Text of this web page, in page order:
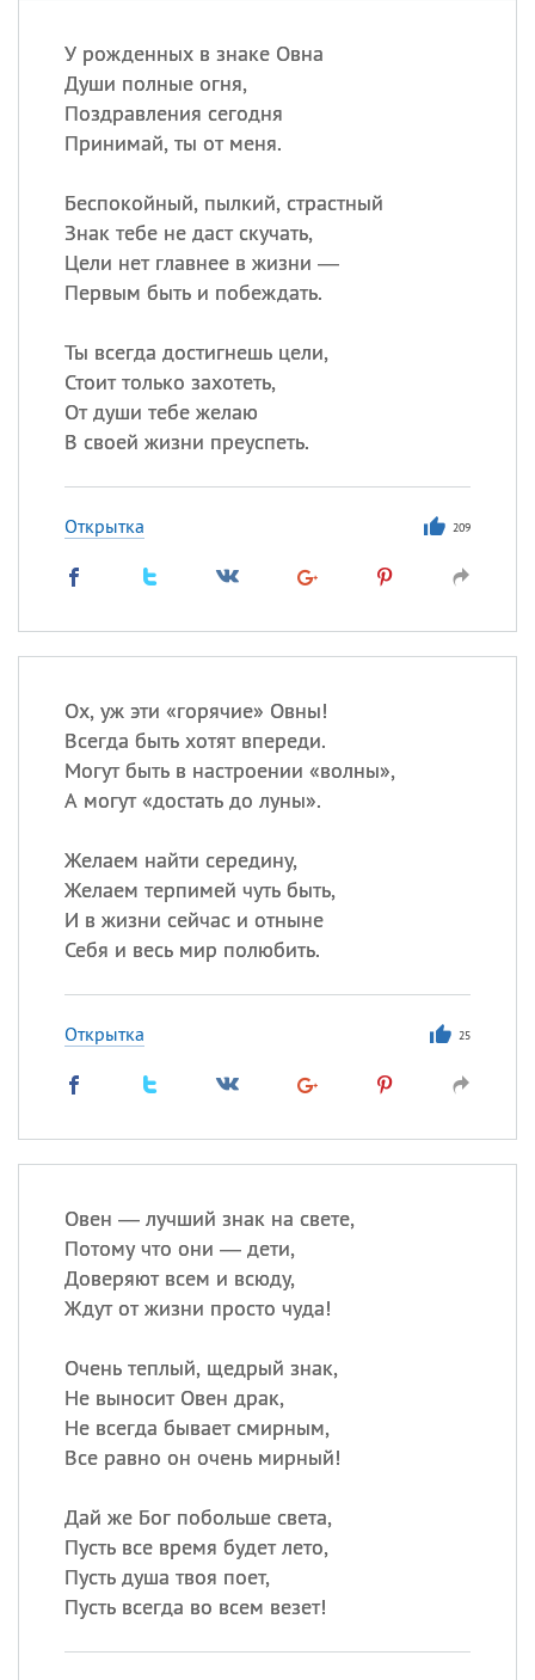
У рожденных в знаке Овна
Души полные огня,
Поздравления сегодня
Принимай, ты от меня.
Беспокойный, пылкий, страстный
Знак тебе не даст скучать,
Цели нет главнее в жизни —
Первым быть и побеждать.
Ты всегда достигнешь цели,
Стоит только захотеть,
От души тебе желаю
В своей жизни преуспеть.
Открытка 209
Ох, уж эти «горячие» Овны!
Всегда быть хотят впереди.
Могут быть в настроении «волны»,
А могут «достать до луны».
Желаем найти середину,
Желаем терпимей чуть быть,
И в жизни сейчас и отныне
Себя и весь мир полюбить.
Открытка 25
Овен — лучший знак на свете,
Потому что они — дети,
Доверяют всем и всюду,
Ждут от жизни просто чуда!
Очень теплый, щедрый знак,
Не выносит Овен драк,
Не всегда бывает смирным,
Все равно он очень мирный!
Дай же Бог побольше света,
Пусть все время будет лето,
Пусть душа твоя поет,
Пусть всегда во всем везет!